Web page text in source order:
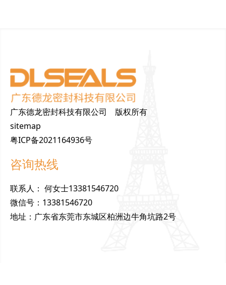
广东德龙密封科技有限公司 版权所有
sitemap
粤ICP备2021164936号
咨询热线
联系人 ： 何女士13381546720
微信号 ： 13381546720
地址 ： 广东省东莞市东城区柏洲边牛角坑路2号